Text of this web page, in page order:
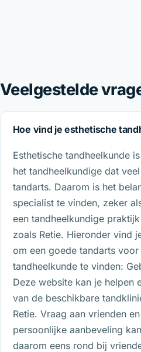
Veelgestelde
Hoe vind je esthetische
Esthetische tandheelkunde
het tandheelkundige dat
tandarts. Daarom is het
specialist te vinden, zeker
een tandheelkundige
zoals Retie. Hieronder vind
om een goede tandarts voor
tandheelkunde te vinden:
Deze website kan je helpen
van de beschikbare
Retie. Vraag aan vrienden
persoonlijke aanbeveling
daarom eens rond bij